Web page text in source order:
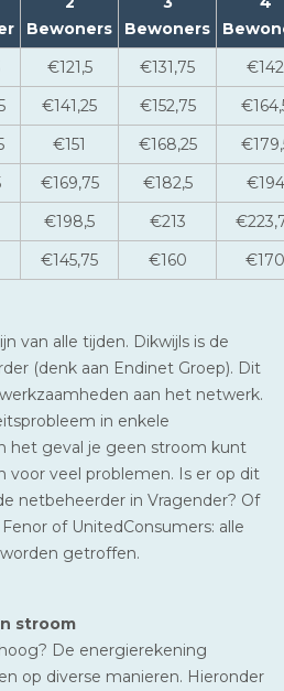
Bewoners
Bewoners
€121,5 €131,75
€142
€141,25 €152,75
€151 €168,25
€169,75 €182,5
€194
€198,5 €213
€145,75 €160 €170
van alle tijden. Dikwijls is de
(denk aan Endinet Groep). Dit
aan het netwerk.
in enkele
het geval je geen stroom kunt
voor veel problemen. Is er op dit
netbeheerder in Vragender? Of
of UnitedConsumers: alle
getroffen.
stroom
De energierekening
op diverse manieren. Hieronder